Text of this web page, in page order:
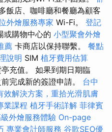
飯店、咖啡廳和餐廳為顧客
外燴服務專家 Wi-Fi。 登記
或購物中心的 小型聚會外燴
薦 卡商店以保持聯繫。 餐點
說明 SIM 植牙費用估算
充值。 如果到期日期臨
完成新的簽證申請。 台中
效解決方案，重拾光滑肌膚
業課程 植牙手術詳解 菲律賓
外燴服務體驗 On-page
專業會計師服務 谷歌SEO優